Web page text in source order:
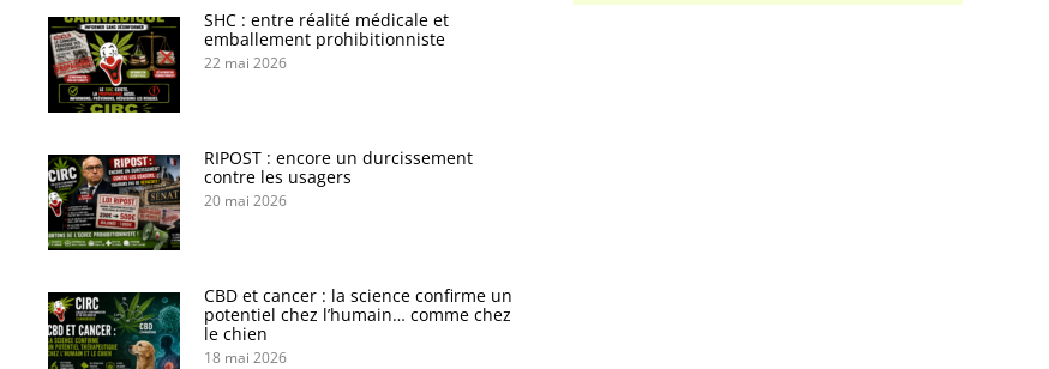
SHC : entre réalité médicale et
emballement prohibitionniste
22 mai 2026
RIPOST : encore un durcissement
contre les usagers
20 mai 2026
CBD et cancer : la science confirme un
potentiel chez l’humain… comme chez
le chien
18 mai 2026